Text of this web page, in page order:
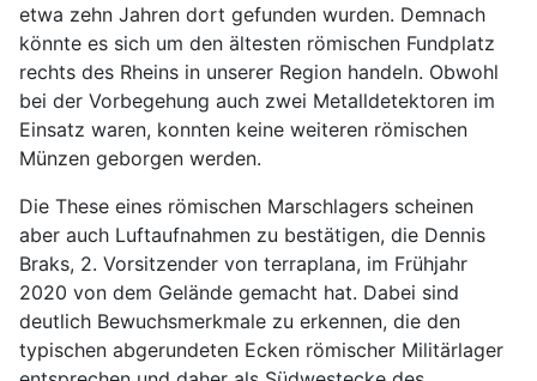
etwa zehn Jahren dort gefunden wurden. Demnach
könnte es sich um den ältesten römischen Fundplatz
rechts des Rheins in unserer Region handeln. Obwohl
bei der Vorbegehung auch zwei Metalldetektoren im
Einsatz waren, konnten keine weiteren römischen
Münzen geborgen werden.
Die These eines römischen Marschlagers scheinen
aber auch Luftaufnahmen zu bestätigen, die Dennis
Braks, 2. Vorsitzender von terraplana, im Frühjahr
2020 von dem Gelände gemacht hat. Dabei sind
deutlich Bewuchsmerkmale zu erkennen, die den
typischen abgerundeten Ecken römischer Militärlager